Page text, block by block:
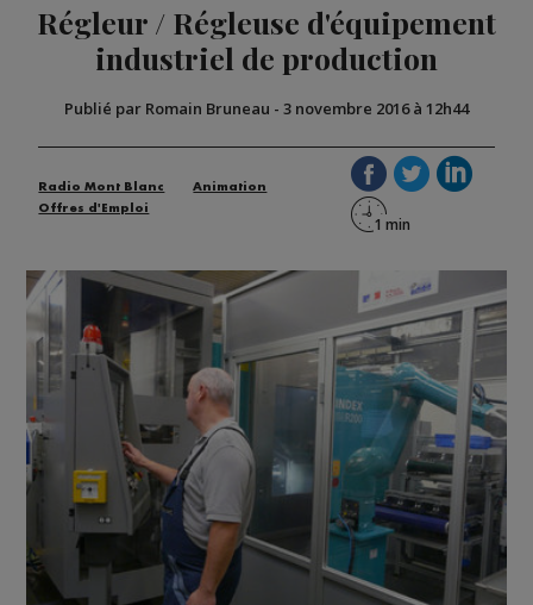
Régleur / Régleuse d'équipement
industriel de production
Publié par Romain Bruneau - 3 novembre 2016 à 12h44
Radio Mont Blanc
Animation
Offres d'Emploi